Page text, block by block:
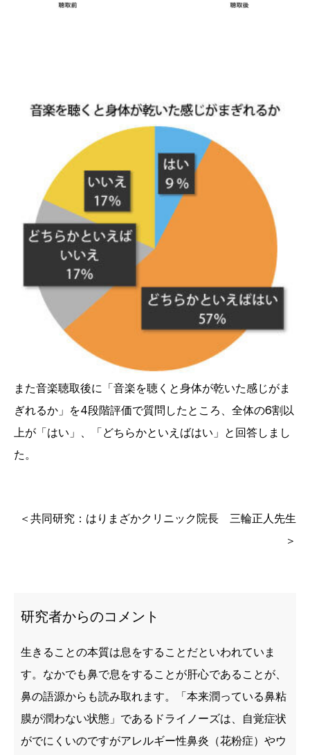
また音楽聴取後に「音楽を聴くと身体が乾いた感じがま
ぎれるか」を4段階評価で質問したところ、全体の6割以
上が「はい」、「どちらかといえばはい」と回答しまし
た。
＜共同研究：はりまざかクリニック院長 三輪正人先生
＞
研究者からのコメント
生きることの本質は息をすることだといわれていま
す。なかでも鼻で息をすることが肝心であることが、
鼻の語源からも読み取れます。「本来潤っている鼻粘
膜が潤わない状態」であるドライノーズは、自覚症状
がでにくいのですがアレルギー性鼻炎（花粉症）やウ